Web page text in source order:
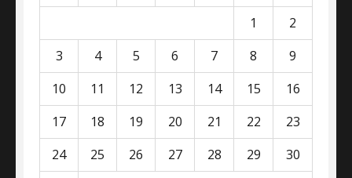
1
2
3
4 5 6 7 8
9
10
11 12 13 14 15
16
17
18 19 20 21 22
23
24
25 26 27 28 29
30